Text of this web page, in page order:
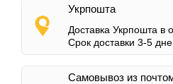
Укрпошта
Доставка Укрпошта в
Срок доставки 3-5
Самовывоз из